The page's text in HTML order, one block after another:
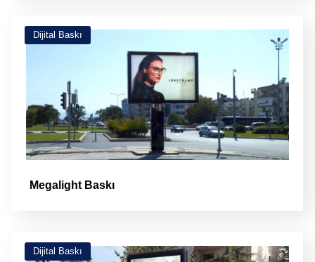
Dijital Baskı
Megalight Baskı
Dijital Baskı